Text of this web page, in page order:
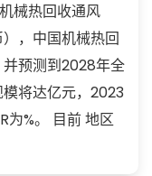
械热回收通风
），中国机械热回
预测到2028年全
将达亿元，2023
为%。 目前 地区